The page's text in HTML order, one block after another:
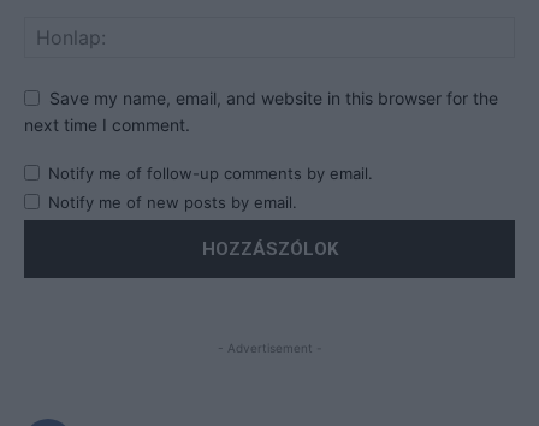
Save my name, email, and website in this browser for the
next time I comment.
Notify me of follow-up comments by email.
Notify me of new posts by email.
- Advertisement -